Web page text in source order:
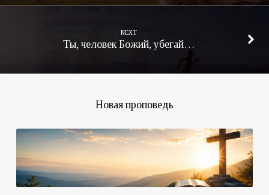
NEXT
Ты, человек Божий, убегай…
Новая проповедь